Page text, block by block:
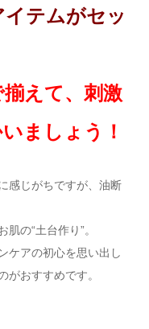
テムがセッ
えて、刺激
ましょう！
感じがちですが、油断
の“土台作り”。
ケアの初心を思い出し
がおすすめです。